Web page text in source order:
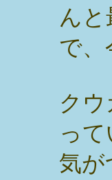
ん
で、
ク
っ
気が